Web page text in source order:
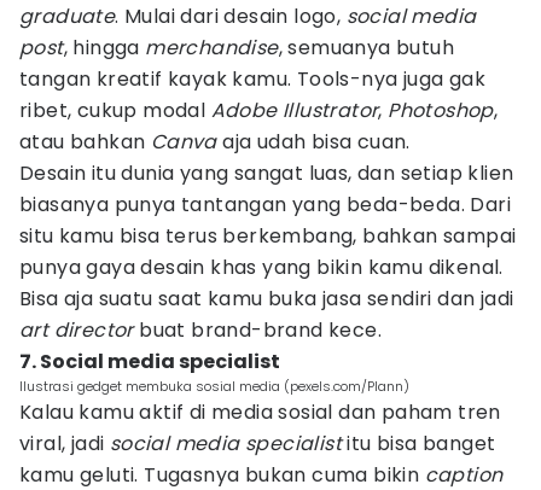
graduate. Mulai dari desain logo, social media
post, hingga merchandise, semuanya butuh
tangan kreatif kayak kamu. Tools-nya juga gak
ribet, cukup modal Adobe Illustrator, Photoshop,
atau bahkan Canvaaja udah bisa cuan.
Desain itu dunia yang sangat luas, dan setiap klien
biasanya punya tantangan yang beda-beda. Dari
situ kamu bisa terus berkembang, bahkan sampai
punya gaya desain khas yang bikin kamu dikenal.
Bisa aja suatu saat kamu buka jasa sendiri dan jadi
art directorbuat brand-brand kece.
7. Social media specialist
Ilustrasi gedget membuka sosial media (pexels.com/Plann)
Kalau kamu aktif di media sosial dan paham tren
viral, jadi social media specialistitu bisa banget
kamu geluti. Tugasnya bukan cuma bikin caption